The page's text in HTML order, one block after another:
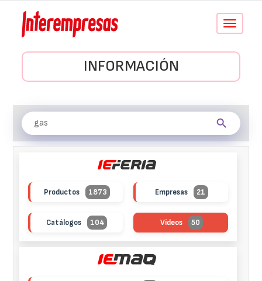
Conmutar
INFORMACIÓN
Productos 1873 Empresas 21
Catálogos 104 Vídeos 50